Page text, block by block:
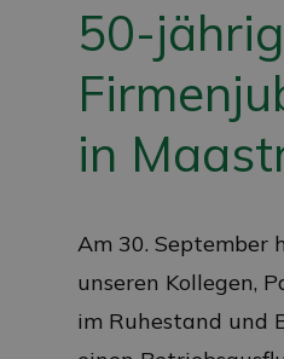
50-
in
Am 30. September
unseren Kollegen,
im Ruhestand und